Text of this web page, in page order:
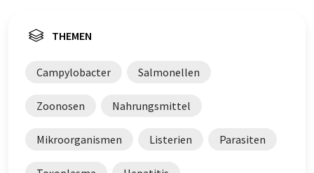
THEMEN
Campylobacter Salmonellen
Zoonosen Nahrungsmittel
Mikroorganismen Listerien Parasiten